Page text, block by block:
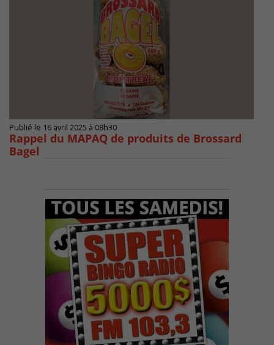
Publié le 16 avril 2025 à 08h30
Rappel du MAPAQ de produits de Brossard
Bagel